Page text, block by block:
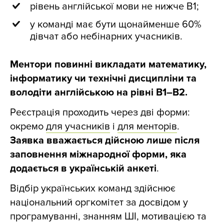
рівень англійської мови не нижче B1;
у команді має бути щонайменше 60%
дівчат або небінарних учасників.
Ментори повинні викладати математику,
інформатику чи технічні дисципліни та
володіти англійською на рівні B1–B2.
Реєстрація проходить через дві форми:
окремо для учасників і для менторів.
Заявка вважається дійсною лише після
заповнення міжнародної форми, яка
додається в українській анкеті.
Відбір українських команд здійснює
національний оргкомітет за досвідом у
програмуванні, знанням ШІ, мотивацією та